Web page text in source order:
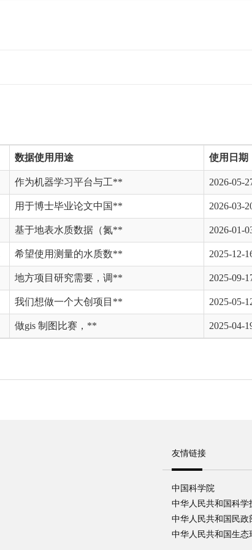
数据使用用途 使用日期
作为机器学习平台与工** 2026-05-
用于博士毕业论文中国** 2026-03-
基于地表水质数据（氮** 2026-01-
希望使用测量的水质数** 2025-12-
地方项目研究需要，调** 2025-09-
我们想做一个大创项目** 2025-05-
做gis 制图比赛，** 2025-04-
友情链接
中国科学院
中华人民共和国科学
中华人民共和国民政
中华人民共和国生态